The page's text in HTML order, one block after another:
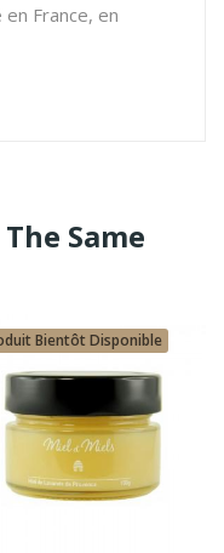
France, en
Same
Bientôt Disponible